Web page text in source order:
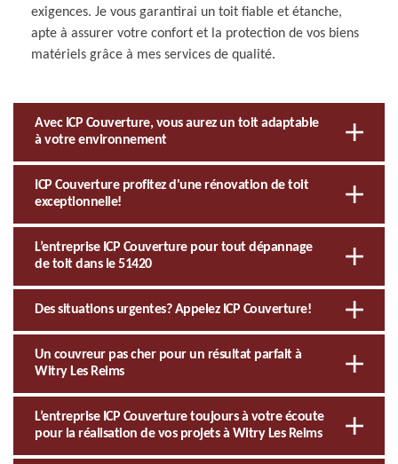
exigences. Je vous garantirai un toit fiable et étanche,
apte à assurer votre confort et la protection de vos biens
matériels grâce à mes services de qualité.
Avec ICP Couverture, vous aurez un toit adaptable
à votre environnement
ICP Couverture profitez d'une rénovation de toit
exceptionnelle!
L’entreprise ICP Couverture pour tout dépannage
de toit dans le 51420
Des situations urgentes? Appelez ICP Couverture!
Un couvreur pas cher pour un résultat parfait à
Witry Les Reims
L’entreprise ICP Couverture toujours à votre écoute
pour la réalisation de vos projets à Witry Les Reims